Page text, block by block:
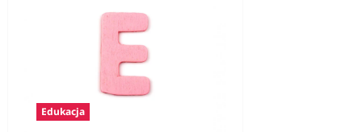
Edukacja